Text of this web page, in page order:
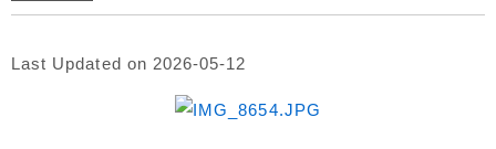
Last Updated on 2026-05-12